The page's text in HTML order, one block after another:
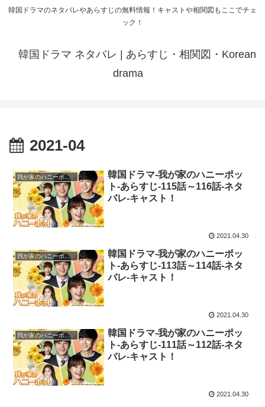
韓国ドラマのネタバレやあらすじの無料情報！キャストや相関図もここでチェ
ック！
韓国ドラマ ネタバレ | あらすじ・相関図・Korean
drama
2021-04
我が家のハニーポット
韓国ドラマ-我が家のハニーポッ
ト-あらすじ-115話～116話-ネタ
バレ-キャスト！
2021.04.30
我が家のハニーポット
韓国ドラマ-我が家のハニーポッ
ト-あらすじ-113話～114話-ネタ
バレ-キャスト！
2021.04.30
我が家のハニーポット
韓国ドラマ-我が家のハニーポッ
ト-あらすじ-111話～112話-ネタ
バレ-キャスト！
2021.04.30